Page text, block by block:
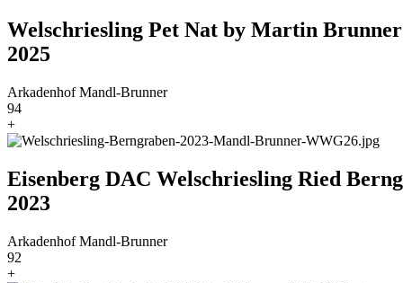
Welschriesling Pet Nat by Martin Brunner
2025
Arkadenhof Mandl-Brunner
94
+
Eisenberg DAC Welschriesling Ried
2023
Arkadenhof Mandl-Brunner
92
+